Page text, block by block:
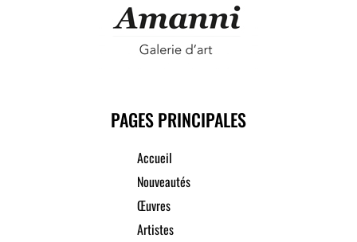
PAGES PRINCIPALES
Accueil
Nouveautés
Œuvres
Artistes